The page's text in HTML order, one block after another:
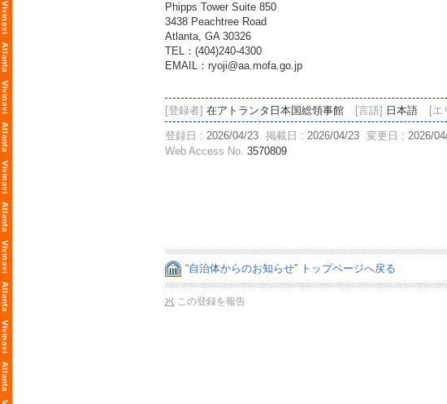
Phipps Tower Suite 850
3438 Peachtree Road
Atlanta, GA 30326
TEL：(404)240‐4300
EMAIL：ryoji@aa.mofa.go.jp
[登録者] 在アトランタ日本国総領事館 [言語] 日本語 [エ
登録日 : 2026/04/23 掲載日 : 2026/04/23 変更日 : 2026/
Web Access No. 3570809
“自治体からのお知らせ” トップページへ戻る
この登録を報告